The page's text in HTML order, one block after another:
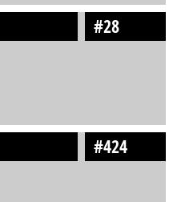
#28
#424